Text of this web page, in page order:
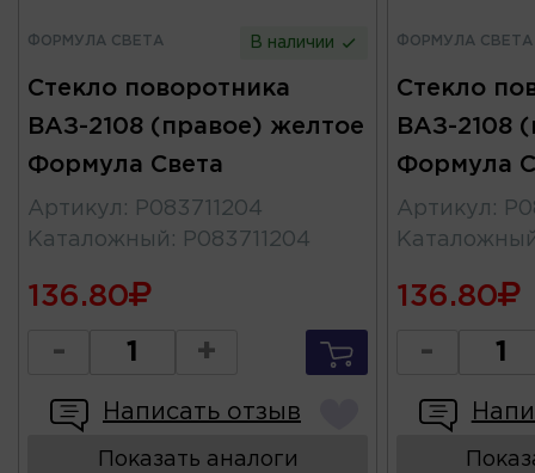
ФОРМУЛА СВЕТА В наличии
Стекло поворотника
ВАЗ-2108 (правое) желтое
Формула Света
Артикул :
Р083711204
Каталожный : Р083711204
136.80
- +
Написать отзыв
Показать аналоги
ФОРМУЛА СВЕТА
Стекло
ВАЗ-2108
Формула
Артикул :
136.80
-